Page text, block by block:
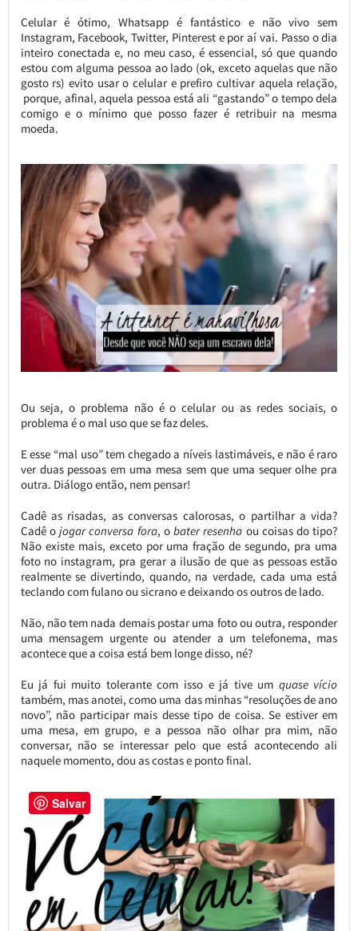
Celular é ótimo, Whatsapp é fantástico e não vivo sem
Instagram, Facebook, Twitter, Pinterest e por aí vai. Passo o dia
inteiro conectada e, no meu caso, é essencial, só que quando
estou com alguma pessoa ao lado (ok, exceto aquelas que não
gosto rs) evito usar o celular e prefiro cultivar aquela relação,
porque, afinal, aquela pessoa está ali “gastando” o tempo dela
comigo e o mínimo que posso fazer é retribuir na mesma
moeda.
Ou seja, o problema não é o celular ou as redes sociais, o
problema é o mal uso que se faz deles.
E esse “mal uso” tem chegado a níveis lastimáveis, e não é raro
ver duas pessoas em uma mesa sem que uma sequer olhe pra
outra. Diálogo então, nem pensar!
Cadê as risadas, as conversas calorosas, o partilhar a vida?
Cadê ojogar conversa fora, obater resenha ou coisas do tipo?
Não existe mais, exceto por uma fração de segundo, pra uma
foto no instagram, pra gerar a ilusão de que as pessoas estão
realmente se divertindo, quando, na verdade, cada uma está
teclando com fulano ou sicrano e deixando os outros de lado.
Não, não tem nada demais postar uma foto ou outra, responder
uma mensagem urgente ou atender a um telefonema, mas
acontece que a coisa está bem longe disso, né?
Eu já fui muito tolerante com isso e já tive um quase vício
também, mas anotei, como uma das minhas “resoluções de ano
novo”, não participar mais desse tipo de coisa. Se estiver em
uma mesa, em grupo, e a pessoa não olhar pra mim, não
conversar, não se interessar pelo que está acontecendo ali
naquele momento, dou as costas e ponto final.
Salvar